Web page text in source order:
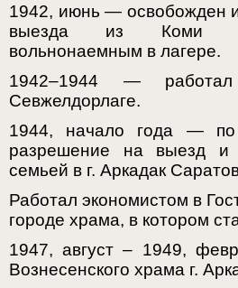
1942, июнь — освобожден
выезда из Коми
вольнонаемным в лагере.
1942–1944 —
Севжелдорлаге.
1944, начало года — по
разрешение на выезд и
семьей в г. Аркадак
Работал экономистом в
городе храма, в котором
1947, август – 1949,
Вознесенского храма г.